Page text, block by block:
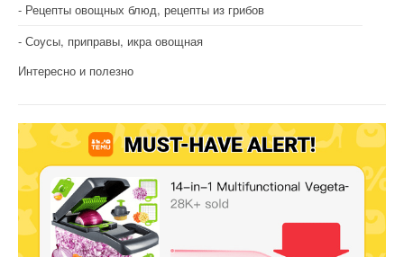
Рецепты овощных блюд, рецепты из грибов
Соусы, приправы, икра овощная
Интересно и полезно